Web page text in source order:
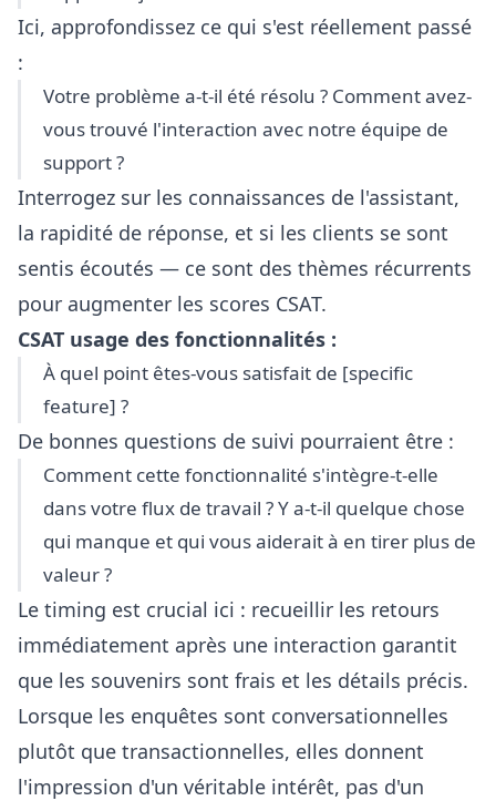
Ici, approfondissez ce qui s'est réellement passé
:
Votre problème a-t-il été résolu ? Comment avez-
vous trouvé l'interaction avec notre équipe de
support ?
Interrogez sur les connaissances de l'assistant,
la rapidité de réponse, et si les clients se sont
sentis écoutés — ce sont des thèmes récurrents
pour augmenter les scores CSAT.
CSAT usage des fonctionnalités :
À quel point êtes-vous satisfait de [specific
feature] ?
De bonnes questions de suivi pourraient être :
Comment cette fonctionnalité s'intègre-t-elle
dans votre flux de travail ? Y a-t-il quelque chose
qui manque et qui vous aiderait à en tirer plus de
valeur ?
Le timing est crucial ici : recueillir les retours
immédiatement après une interaction garantit
que les souvenirs sont frais et les détails précis.
Lorsque les enquêtes sont conversationnelles
plutôt que transactionnelles, elles donnent
l'impression d'un véritable intérêt, pas d'un